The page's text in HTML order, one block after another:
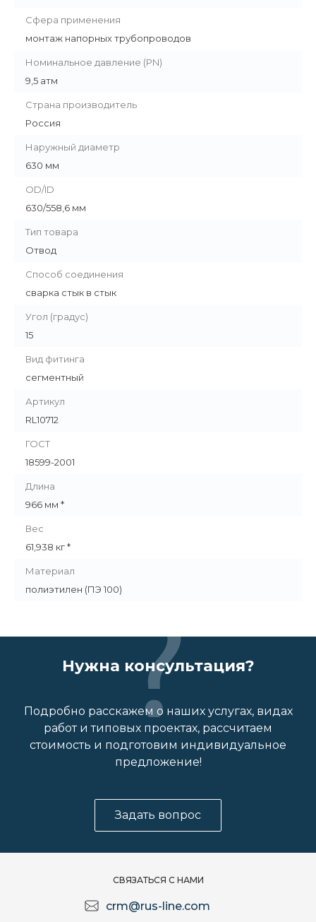
Сфера применения
монтаж напорных трубопроводов
Номинальное давление (PN)
9,5 атм
Страна производитель
Россия
Наружный диаметр
630 мм
OD/ID
630/558,6 мм
Тип товара
Отвод
Способ соединения
сварка стык в стык
Угол (градус)
15
Вид фитинга
сегментный
Артикул
RL10712
ГОСТ
18599-2001
Длина
966 мм *
Вес
61,938 кг *
Материал
полиэтилен (ПЭ 100)
Нужна консультация?
Подробно расскажем о наших услугах, видах
работ и типовых проектах, рассчитаем
стоимость и подготовим индивидуальное
предложение!
Задать вопрос
СВЯЗАТЬСЯ С НАМИ
crm@rus-line.com